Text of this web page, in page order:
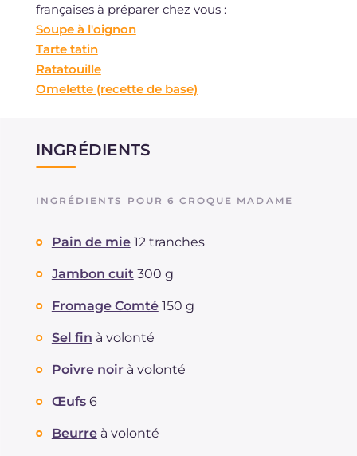
françaises à préparer chez vous :
Soupe à l'oignon
Tarte tatin
Ratatouille
Omelette (recette de base)
INGRÉDIENTS
INGRÉDIENTS POUR 6 CROQUE MADAME
Pain de mie 12 tranches
Jambon cuit 300 g
Fromage Comté 150 g
Sel fin à volonté
Poivre noir à volonté
Œufs 6
Beurre à volonté